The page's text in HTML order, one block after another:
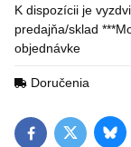
predajňa/sklad
objednávke
Doručenia
FacebookTwitter